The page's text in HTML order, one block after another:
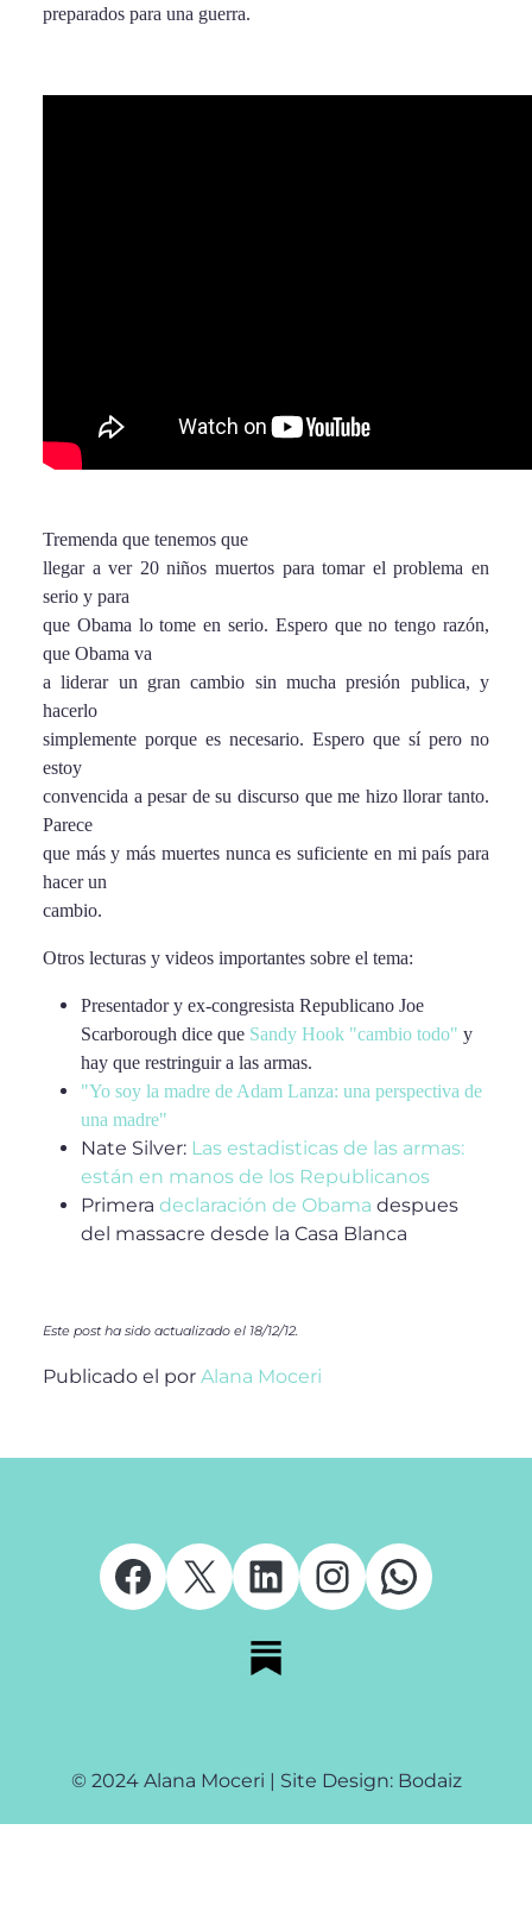
preparados para una guerra.
Tremenda que tenemos que
llegar a ver 20 niños muertos para tomar el problema en
serio y para
que Obama lo tome en serio. Espero que no tengo razón,
que Obama va
a liderar un gran cambio sin mucha presión publica, y
hacerlo
simplemente porque es necesario. Espero que sí pero no
estoy
convencida a pesar de su discurso que me hizo llorar tanto.
Parece
que más y más muertes nunca es suficiente en mi país para
hacer un
cambio.
Otros lecturas y videos importantes sobre el tema:
Presentador y ex-congresista Republicano Joe
Scarborough dice que Sandy Hook "cambio todo" y
hay que restringuir a las armas.
"Yo soy la madre de Adam Lanza: una perspectiva de
una madre"
Nate Silver: Las estadisticas de las armas:
están en manos de los Republicanos
Primera declaración de Obama despues
del massacre desde la Casa Blanca
Este post ha sido actualizado el 18/12/12.
Publicado el por Alana Moceri
Facebook
X LinkedIn
Instagram
© 2024 Alana Moceri | Site Design: Bodaiz